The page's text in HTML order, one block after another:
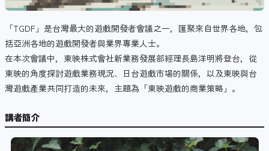
「TGDF」是台灣最大的遊戲開發者會議之一，匯聚來自世界各地，包
括亞洲各地的遊戲開發者與業界專業人士。
在本次會議中，東映株式會社新業務發展部經理長島洋明將登台，從
東映的角度探討遊戲業務現況、日台遊戲市場的關係，以及東映與台
灣遊戲產業共同打造的未來，主題為「東映遊戲的商業策略」。
講者簡介